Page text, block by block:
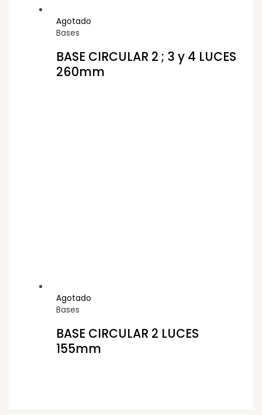
Agotado
Bases
BASE CIRCULAR 2 ; 3 y 4 LUCES
260mm
Agotado
Bases
BASE CIRCULAR 2 LUCES
155mm